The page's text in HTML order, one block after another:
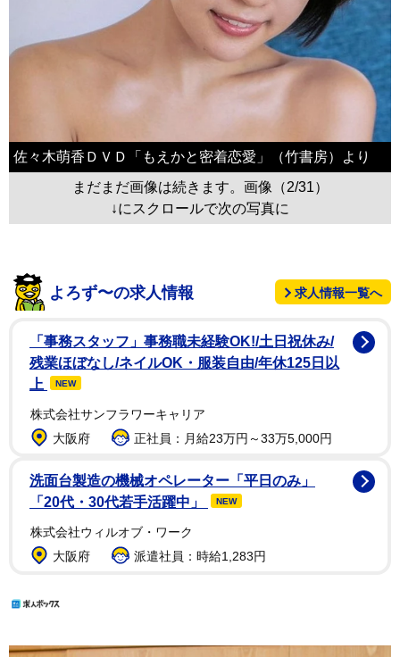
佐々木萌香ＤＶＤ「もえかと密着恋愛」（竹書房）より
まだまだ画像は続きます。画像（2/31）
↓にスクロールで次の写真に
よろず〜の求人情報 求人情報一覧へ
「事務スタッフ」事務職未経験OK!/土日祝休み/
残業ほぼなし/ネイルOK・服装自由/年休125日以
上
NEW
株式会社サンフラワーキャリア
大阪府
正社員：月給23万円～33万5,000円
洗面台製造の機械オペレーター「平日のみ」
「20代・30代若手活躍中」
NEW
株式会社ウィルオブ・ワーク
大阪府
派遣社員：時給1,283円